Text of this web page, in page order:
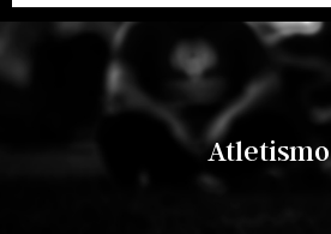
Atletismo